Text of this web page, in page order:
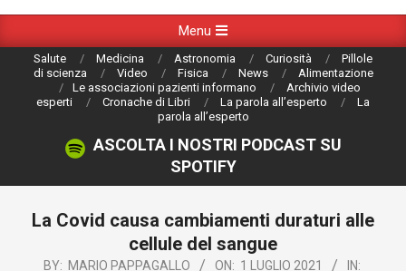
Navigation
Menu
Salute Medicina Astronomia Curiosità
Pillole
di scienza
Video Fisica News
Alimentazione
Le associazioni pazienti informano
Archivio video
esperti
Cronache di Libri La parola all’esperto
La
parola all’esperto
ASCOLTA I NOSTRI PODCAST SU
SPOTIFY
La Covid causa cambiamenti duraturi alle
cellule del sangue
BY: MARIO PAPPAGALLO ON: 1 LUGLIO 2021
IN: